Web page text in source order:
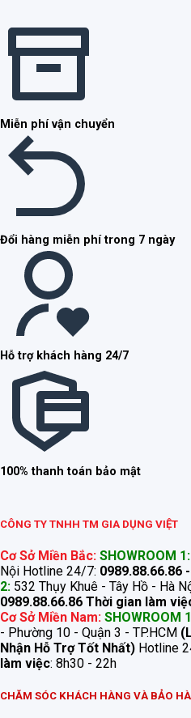
Miễn phí vận chuyển
Đổi hàng miễn phí trong 7 ngày
Hỗ trợ khách hàng 24/7
100% thanh toán bảo mật
CÔNG TY TNHH TM GIA DỤNG VIỆT
Cơ Sở Miền Bắc: SHOWROOM 1:
Nội Hotline 24/7: 0989.88.66.86
2: 532 Thụy Khuê - Tây Hồ - Hà
0989.88.66.86 Thời gian làm
Cơ Sở Miền Nam: SHOWROOM 1
- Phường 10 - Quận 3 - TP.HCM
Nhận Hỗ Trợ Tốt Nhất) Hotline
làm việc: 8h30 - 22h
CHĂM SÓC KHÁCH HÀNG VÀ BẢO